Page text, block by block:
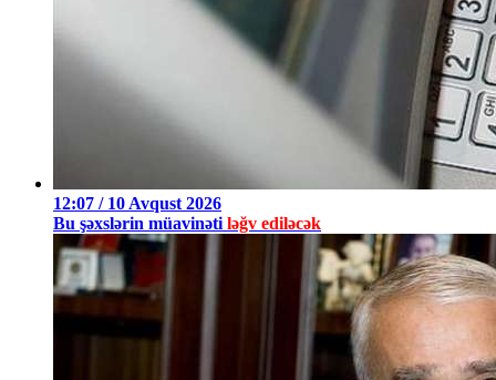
12:07 / 10 Avqust 2026
Bu şəxslərin müavinəti ləğv ediləcək